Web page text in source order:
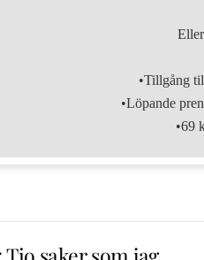
•Tillgång
•Löpande
•69